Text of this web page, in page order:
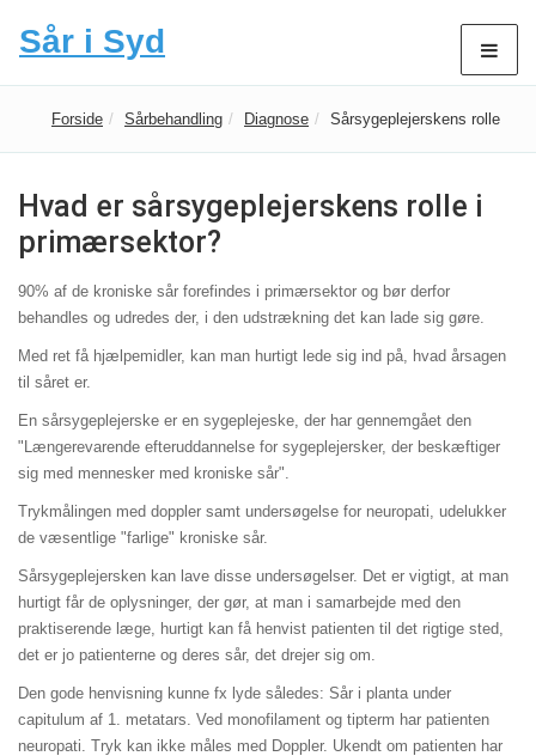
Sår i Syd
Forside Sårbehandling Diagnose Sårsygeplejerskens rolle
Hvad er sårsygeplejerskens rolle i
primærsektor?
90% af de kroniske sår forefindes i primærsektor og bør derfor
behandles og udredes der, i den udstrækning det kan lade sig gøre.
Med ret få hjælpemidler, kan man hurtigt lede sig ind på, hvad årsagen
til såret er.
En sårsygeplejerske er en sygeplejeske, der har gennemgået den
"Længerevarende efteruddannelse for sygeplejersker, der beskæftiger
sig med mennesker med kroniske sår".
Trykmålingen med doppler samt undersøgelse for neuropati, udelukker
de væsentlige "farlige" kroniske sår.
Sårsygeplejersken kan lave disse undersøgelser. Det er vigtigt, at man
hurtigt får de oplysninger, der gør, at man i samarbejde med den
praktiserende læge, hurtigt kan få henvist patienten til det rigtige sted,
det er jo patienterne og deres sår, det drejer sig om.
Den gode henvisning kunne fx lyde således: Sår i planta under
capitulum af 1. metatars. Ved monofilament og tipterm har patienten
neuropati. Tryk kan ikke måles med Doppler. Ukendt om patienten har